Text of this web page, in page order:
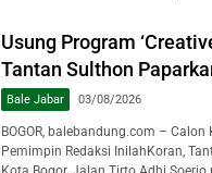
Usung Program
Tantan Sulthon
Bale Jabar 03/08/2026
BOGOR, balebandung.com –
Pemimpin Redaksi InilahKoran,